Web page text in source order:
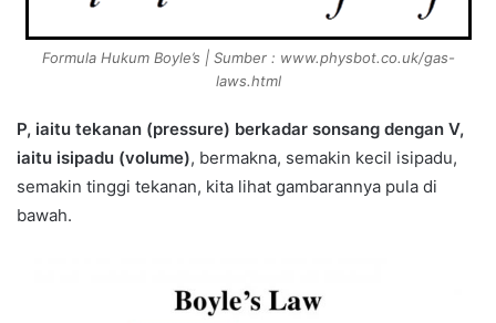
Formula Hukum Boyle’s | Sumber : www.physbot.co.uk/gas-
laws.html
P, iaitu tekanan (pressure) berkadar sonsang dengan V,
iaitu isipadu (volume), bermakna, semakin kecil isipadu,
semakin tinggi tekanan, kita lihat gambarannya pula di
bawah.